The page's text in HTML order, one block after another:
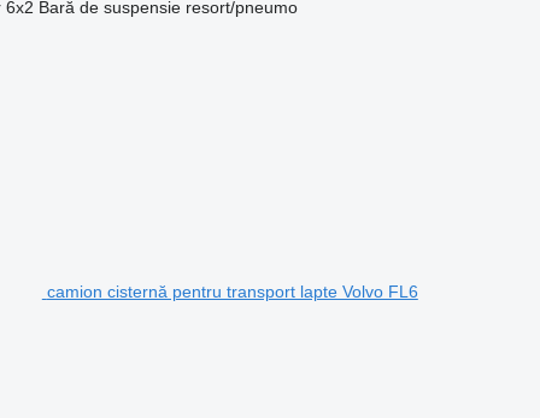
6x2 Bară de suspensie resort/pneumo
camion cisternă pentru transport lapte Volvo FL6